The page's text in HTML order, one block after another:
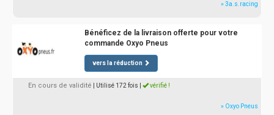
» 3a.s.racing
Bénéficez de la livraison offerte pour votre
commande Oxyo Pneus
vers la réduction
En cours de validité | Utilisé 172 fois vérifié !
» Oxyo Pneus